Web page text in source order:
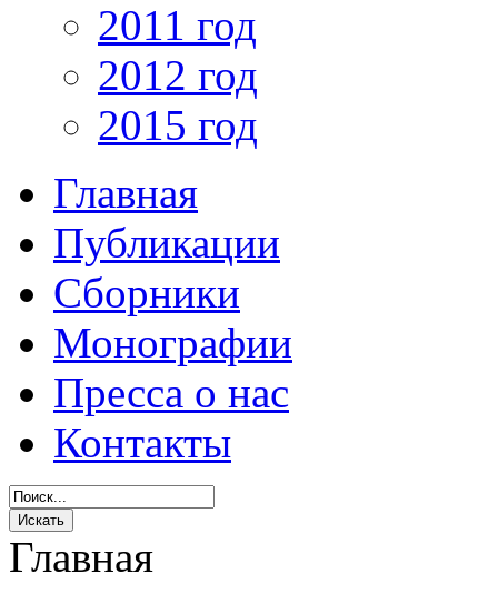
2011 год
2012 год
2015 год
Главная
Публикации
Сборники
Монографии
Пресса о нас
Контакты
Главная